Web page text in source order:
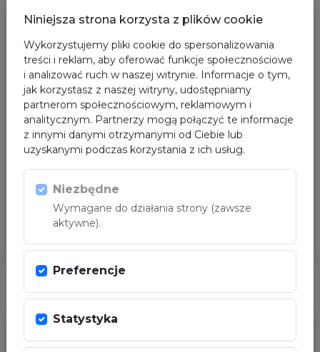
SPONSOR GŁÓWNY
PARTNER
Niniejsza strona korzysta z plików cookie
Wykorzystujemy pliki cookie do spersonalizowania
treści i reklam, aby oferować funkcje społecznościowe
i analizować ruch w naszej witrynie. Informacje o tym,
jak korzystasz z naszej witryny, udostępniamy
partnerom społecznościowym, reklamowym i
analitycznym. Partnerzy mogą połączyć te informacje
z innymi danymi otrzymanymi od Ciebie lub
uzyskanymi podczas korzystania z ich usług.
Niezbędne
Wymagane do działania strony (zawsze
aktywne).
Preferencje
Statystyka